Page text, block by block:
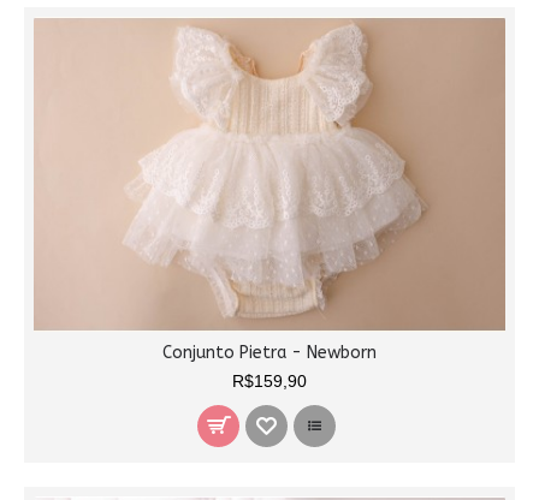
Conjunto Pietra - Newborn
R$159,90